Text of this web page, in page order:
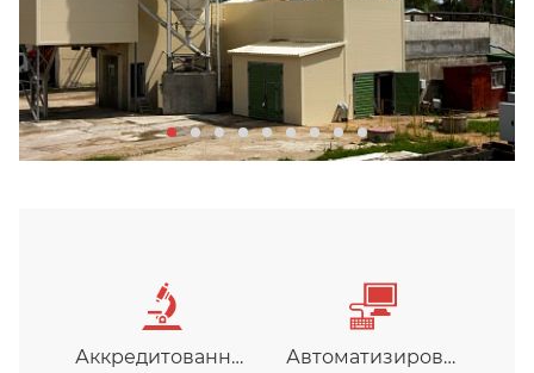
Аккредитованная
Автоматизированная